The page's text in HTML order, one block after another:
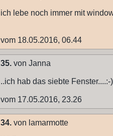
ich lebe noch immer mit
vom 18.05.2016, 06.44
35. von Janna
..ich hab das siebte Fenster....:-)
vom 17.05.2016, 23.26
34. von lamarmotte